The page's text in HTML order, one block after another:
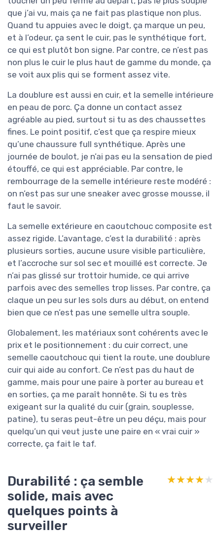
que j’ai vu, mais ça ne fait pas plastique non plus.
Quand tu appuies avec le doigt, ça marque un peu,
et à l’odeur, ça sent le cuir, pas le synthétique fort,
ce qui est plutôt bon signe. Par contre, ce n’est pas
non plus le cuir le plus haut de gamme du monde, ça
se voit aux plis qui se forment assez vite.
La doublure est aussi en cuir, et la semelle intérieure
en peau de porc. Ça donne un contact assez
agréable au pied, surtout si tu as des chaussettes
fines. Le point positif, c’est que ça respire mieux
qu’une chaussure full synthétique. Après une
journée de boulot, je n’ai pas eu la sensation de pied
étouffé, ce qui est appréciable. Par contre, le
rembourrage de la semelle intérieure reste modéré :
on n’est pas sur une sneaker avec grosse mousse, il
faut le savoir.
La semelle extérieure en caoutchouc composite est
assez rigide. L’avantage, c’est la durabilité : après
plusieurs sorties, aucune usure visible particulière,
et l’accroche sur sol sec et mouillé est correcte. Je
n’ai pas glissé sur trottoir humide, ce qui arrive
parfois avec des semelles trop lisses. Par contre, ça
claque un peu sur les sols durs au début, on entend
bien que ce n’est pas une semelle ultra souple.
Globalement, les matériaux sont cohérents avec le
prix et le positionnement : du cuir correct, une
semelle caoutchouc qui tient la route, une doublure
cuir qui aide au confort. Ce n’est pas du haut de
gamme, mais pour une paire à porter au bureau et
en sorties, ça me paraît honnête. Si tu es très
exigeant sur la qualité du cuir (grain, souplesse,
patine), tu seras peut-être un peu déçu, mais pour
quelqu’un qui veut juste une paire en « vrai cuir »
correcte, ça fait le taf.
Durabilité : ça semble
solide, mais avec
quelques points à
surveiller
★★★★★
★★★★★